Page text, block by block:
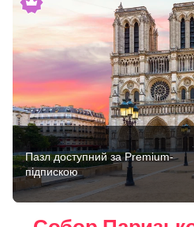
Пазл доступний за Premium-
підпискою